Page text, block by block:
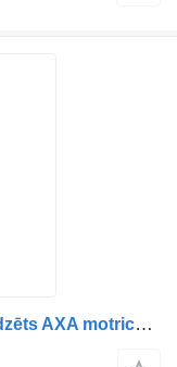
Supapă EBS EBS modulators paredzēts AXA motrică MAN 81521066059, 81521066066, 81521066040, 81521066072, 81521069066 kravas automašīnas